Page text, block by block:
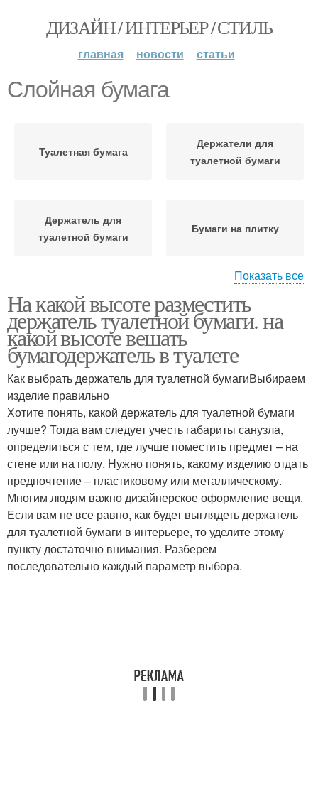
ДИЗАЙН / ИНТЕРЬЕР / СТИЛЬ
главная новости статьи
Слойная бумага
Туалетная бумага
Держатели для
туалетной бумаги
Держатель для
туалетной бумаги
Бумаги на плитку
Бумаги на присоске
Показать все
На какой высоте разместить
держатель туалетной бумаги. на
какой высоте вешать
бумагодержатель в туалете
Как выбрать держатель для туалетной бумагиВыбираем
изделие правильно
Хотите понять, какой держатель для туалетной бумаги
лучше? Тогда вам следует учесть габариты санузла,
определиться с тем, где лучше поместить предмет – на
стене или на полу. Нужно понять, какому изделию отдать
предпочтение – пластиковому или металлическому.
Многим людям важно дизайнерское оформление вещи.
Если вам не все равно, как будет выглядеть держатель
для туалетной бумаги в интерьере, то уделите этому
пункту достаточно внимания. Разберем
последовательно каждый параметр выбора.